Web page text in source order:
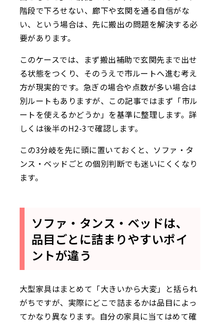
階段で下ろせない、廊下や玄関を通る自信がな
い、という場合は、先に搬出の問題を解決する必
要があります。
このケースでは、まず搬出補助で玄関先まで出せ
る状態をつくり、そのうえで市ルートへ進む考え
方が現実的です。急ぎの場合や点数が多い場合は
別ルートもありますが、この記事ではまず「市ル
ートを使えるかどうか」を基準に整理します。詳
しくは後半のH2-3で確認します。
この3分岐を先に頭に置いておくと、ソファ・タ
ンス・ベッドごとの個別判断でも迷いにくくなり
ます。
ソファ・タンス・ベッドは、
品目ごとに詰まりやすいポイ
ントが違う
大型家具はまとめて「大きいから大変」と括られ
がちですが、実際にどこで詰まるかは品目によっ
てかなり異なります。自分の家具に当てはめて確